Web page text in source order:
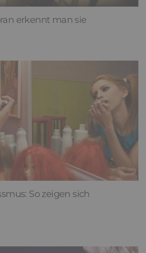
erkennt man sie
So zeigen sich